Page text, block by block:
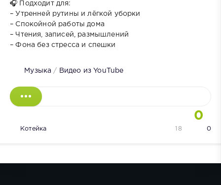
🎧 Подходит для:
– Утренней рутины и лёгкой уборки
– Спокойной работы дома
– Чтения, записей, размышлений
– Фона без стресса и спешки
Музыка / Видео из YouTube
0
Котейка 0
18